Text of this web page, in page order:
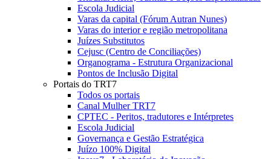
Escola Judicial
Varas da capital (Fórum Autran Nunes)
Varas do interior e região metropolitana
Juízes Substitutos
Cejusc (Centro de Conciliações)
Organograma - Estrutura Organizacional
Pontos de Inclusão Digital
Portais do TRT7
Todos os portais
Canal Mulher TRT7
CPTEC - Peritos, tradutores e Intérpretes
Escola Judicial
Governança e Gestão Estratégica
Juízo 100% Digital